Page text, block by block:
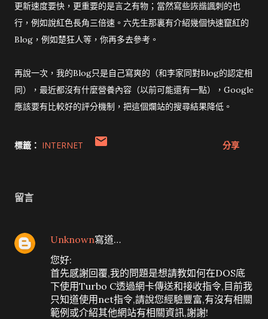
更新速度要快，更重要的是言之有物；當然寫些詼諧諷刺的也
行，例如說紅色長角三倍速。六先生那裏有介紹幾個快速竄紅的
Blog，例如楚狂人等，你再多去參考。
再說一次，我的Blog只是自己寫爽的（和李家同對Blog的認定相
同），最近都沒有什麼營養內容（以前可能還有一點），Google
應該要有比較好的評分機制，把這個爛站的搜尋結果降低。
標籤： INTERNET 分享
留言
Unknown寫道…
您好:
首先感謝回覆,我的問題是想請教如何在DOS底
下使用Turbo C透過網卡傳送和接收指令,目前我
只知道使用net指令,請說您經驗豐富,有沒有相關
範例或介紹其他網站有相關資訊,謝謝!